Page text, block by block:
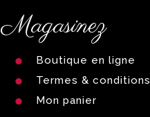
Magasinez
Boutique en ligne
Termes & conditions
Mon panier